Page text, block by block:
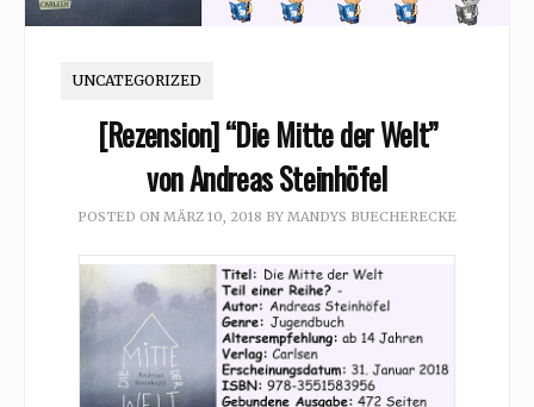
UNCATEGORIZED
[Rezension] “Die Mitte der Welt”
von Andreas Steinhöfel
POSTED ON MÄRZ 10, 2018 BY MANDYS BUECHERECKE